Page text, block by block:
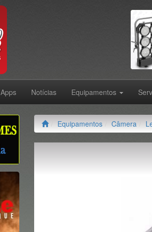
Apps Notícias Equipamentos
Equipamentos Câmera